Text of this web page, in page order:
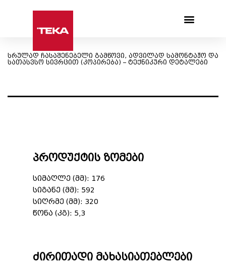
სრულად ჩასაშენებელი გამწოვი, ადვილად სამონტაჟო და
სათასვსო სივრცით (კოპირება) – ტექნიკური დეტალები
პროდუქტის ზომები
სიმაღლე (მმ): 176
სიგანე (მმ): 592
სიღრმე (მმ): 320
წონა (კგ): 5,3
ძირითადი მახასიათებლები